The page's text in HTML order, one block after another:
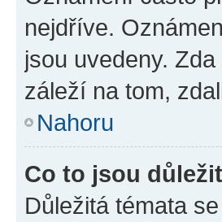
nejdříve.
jsou uvedeny.
záleží na tom,
Nahoru
Co to jsou
Důležitá témata